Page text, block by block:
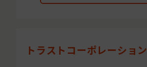
トラストコーポレーション